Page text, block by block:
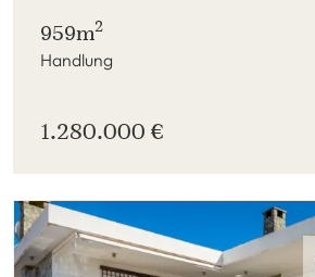
959m2
Handlung
1.280.000 €